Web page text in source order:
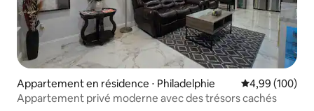
Appartement en résidence ⋅ Philadelphie Évaluation
4,99 (100)
Appartement privé moderne avec des trésors cachés